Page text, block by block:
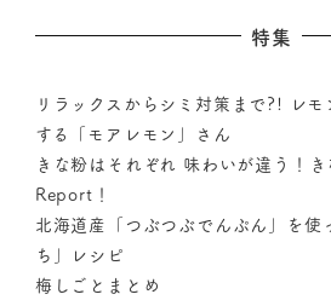
特集
リラックスからシミ対策まで?! レ
する「モアレモン」さん
きな粉はそれぞれ 味わいが違う！
Report！
北海道産「つぶつぶでんぷん」を使
ち」レシピ
梅しごとまとめ